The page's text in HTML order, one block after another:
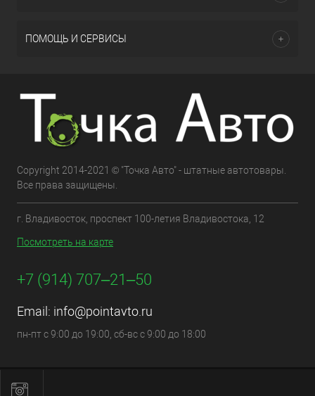
ПОМОЩЬ И СЕРВИСЫ
Copyright 2014-2021 © "Точка Авто" - штатные автотовары.
Все права защищены.
г. Владивосток, проспект 100-летия Владивостока, 12
Посмотреть на карте
+7 (914) 707‒21‒50
Email: info@pointavto.ru
пн-пт с 9:00 до 19:00, сб-вс с 9:00 до 18:00